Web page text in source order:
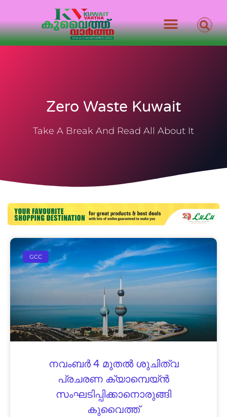
Zero Waste Kuwait
Take A Break And Read All About It
GCC
നവംബർ 4 മുതൽ ശുചിത്വ
പ്രചരണ ക്യാമ്പെയ്ൻ
സംഘടിപ്പിക്കാനൊരുങ്ങി
കുവൈത്ത്